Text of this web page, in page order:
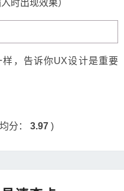
时出现效果）
样，告诉你UX设计是重要
分： 3.97 )